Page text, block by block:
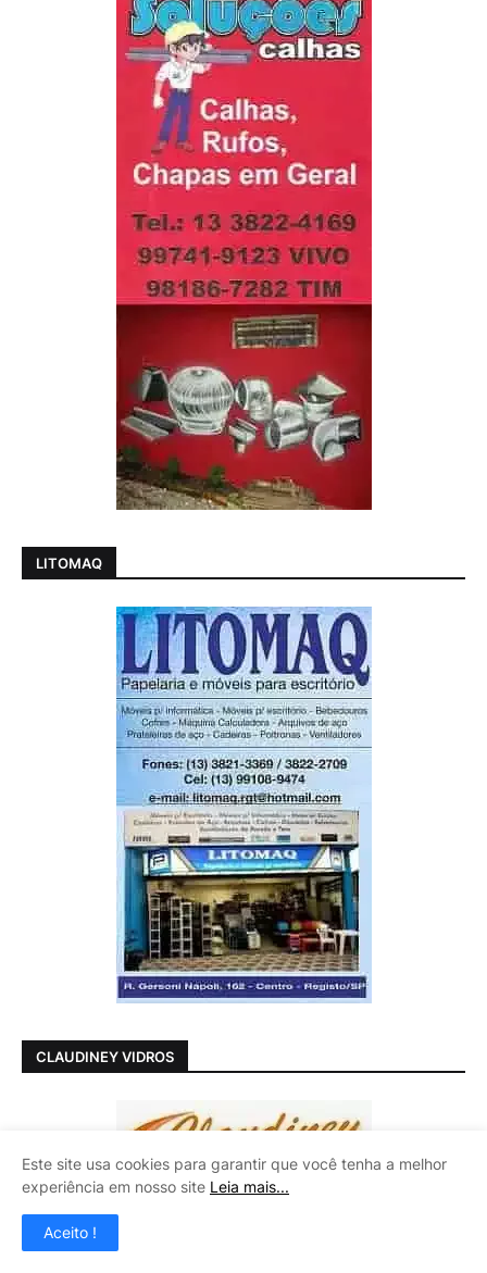
LITOMAQ
CLAUDINEY VIDROS
Este site usa cookies para garantir que você tenha a melhor
experiência em nosso site Leia mais...
Aceito !